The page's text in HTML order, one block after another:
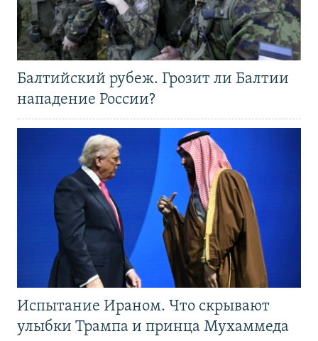
Балтийский рубеж. Грозит ли Балтии
нападение России?
Испытание Ираном. Что скрывают
улыбки Трампа и принца Мухаммеда